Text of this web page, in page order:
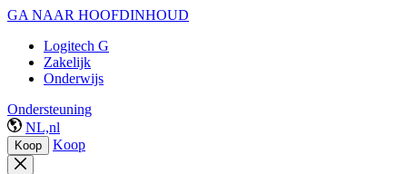
GA NAAR HOOFDINHOUD
Logitech G
Zakelijk
Onderwijs
Ondersteuning
NL,nl
Koop Koop